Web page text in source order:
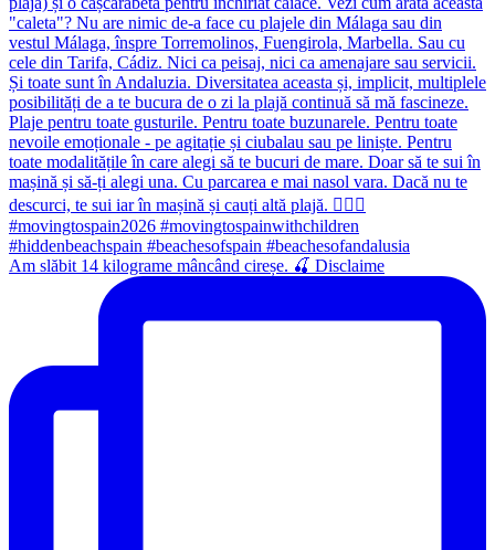
Am slăbit 14 kilograme mâncând cireșe. 🍒 Disclaime